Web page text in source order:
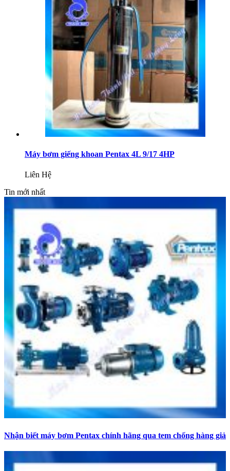
Máy bơm giếng khoan Pentax 4L 9/17 4HP
Liên Hệ
Tin mới nhất
Nhận biết máy bơm Pentax chính hãng qua tem chống hàng giả